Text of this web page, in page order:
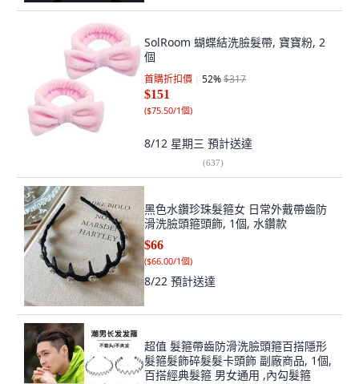
SolRoom 蝴蝶結洗臉髮帶, 寶寶粉, 2
個
首購折扣價 52%$317
$151
($75.50/1個)
8/12 星期三 預計送達
(637)
黑色水鑽珍珠髮箍女 日常外戴帶齒防
滑洗臉頭箍頭飾, 1個, 水鑽款
$66
($66.00/1個)
8/22 預計送達
超值 髮箍帶齒防滑洗臉頭箍百搭隱形
髮箍髮飾碎髮髮卡頭飾 副廠商品, 1個,
百搭經典髮箍 男女通用 ,內勾髮箍